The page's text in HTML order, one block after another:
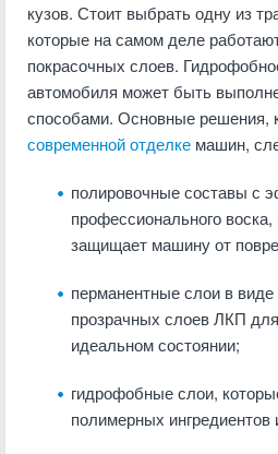
кузов. Стоит выбрать одну из
которые на самом деле
покрасочных слоев.
автомобиля может быть
способами. Основные решения,
современной отделке машин,
полировочные составы с
профессионального
защищает машину от
перманентные слои в
прозрачных слоев ЛКП
идеальном состоянии;
гидрофобные слои,
полимерных ингредиентов